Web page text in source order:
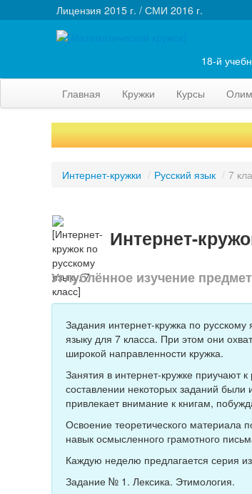
Лицензия 2015 г. / СМИ 2016 г.
18-й
Главная Кружки Курсы
Интернет-кружки / Русский язык / 7
Интернет-
Углублённое изучение
Задания интернет-кружка по
языку для 7 класса. При этом они
широкой направленности кружка.
Занятия в интернет-кружке приучают
составлении некоторых заданий были
привлекает внимание к книгам,
Освоение теоретического материала
навык осмысленного грамотного
Каждую неделю предлагается серия
Задание № 1. Лексика. Этимология.